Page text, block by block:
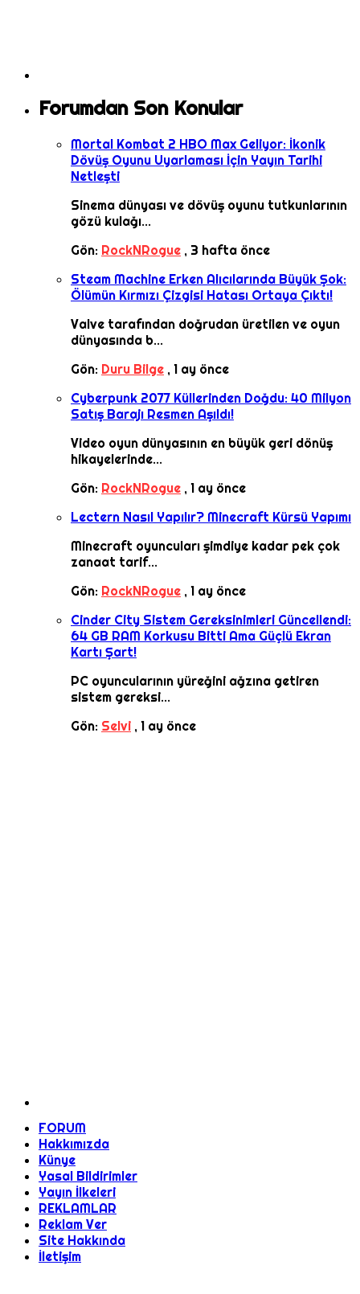
Forumdan Son Konular
Mortal Kombat 2 HBO Max Geliyor: İkonik
Dövüş Oyunu Uyarlaması İçin Yayın Tarihi
Netleşti
Sinema dünyası ve dövüş oyunu tutkunlarının
gözü kulağı...
Gön: RockNRogue , 3 hafta önce
Steam Machine Erken Alıcılarında Büyük Şok:
Ölümün Kırmızı Çizgisi Hatası Ortaya Çıktı!
Valve tarafından doğrudan üretilen ve oyun
dünyasında b...
Gön: Duru Bilge , 1 ay önce
Cyberpunk 2077 Küllerinden Doğdu: 40 Milyon
Satış Barajı Resmen Aşıldı!
Video oyun dünyasının en büyük geri dönüş
hikayelerinde...
Gön: RockNRogue , 1 ay önce
Lectern Nasıl Yapılır? Minecraft Kürsü Yapımı
Minecraft oyuncuları şimdiye kadar pek çok
zanaat tarif...
Gön: RockNRogue , 1 ay önce
Cinder City Sistem Gereksinimleri Güncellendi:
64 GB RAM Korkusu Bitti Ama Güçlü Ekran
Kartı Şart!
PC oyuncularının yüreğini ağzına getiren
sistem gereksi...
Gön: Selvi , 1 ay önce
FORUM
Hakkımızda
Künye
Yasal Bildirimler
Yayın İlkeleri
REKLAMLAR
Reklam Ver
Site Hakkında
İletişim